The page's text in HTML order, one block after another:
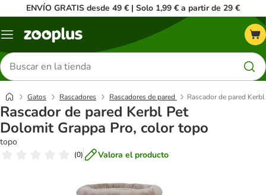
ENVÍO GRATIS desde 49 € | Solo 1,99 € a partir de 29 €
Menú
Buscar
productos
Gatos Rascadores Rascadores de pared Rascador de pared
Rascador de pared Kerbl Pet
Dolomit Grappa Pro, color topo
topo
(0) Valora el producto